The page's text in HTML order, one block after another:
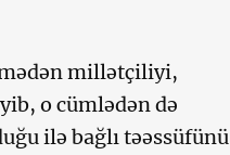
millətçiliyi,
o cümlədən də
ilə bağlı təəssüfünü